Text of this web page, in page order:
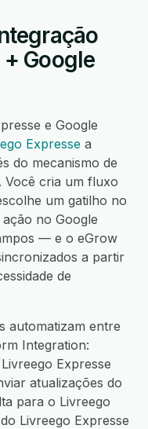
Google
e Google
Expresse a
do mecanismo de
Você cria um fluxo
um gatilho no
no Google
— e o eGrow
a partir
de
automatizam entre
Integration:
Expresse
atualizações do
para o Livreego
Livreego Expresse